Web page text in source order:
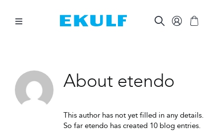
contentToggle
BORSTA TÄNDERNA
ÖVRIG MUNVÅRD
About etendo
This author has not yet filled in any details.
So far etendo has created 10 blog entries.